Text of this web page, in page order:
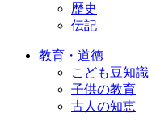
歴史
伝記
教育・道徳
こども豆知識
子供の教育
古人の知恵